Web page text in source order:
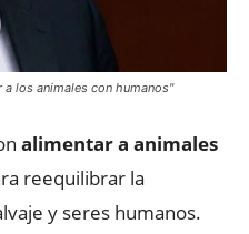
los animales con humanos"
alimentar a animales
reequilibrar la
y seres humanos.